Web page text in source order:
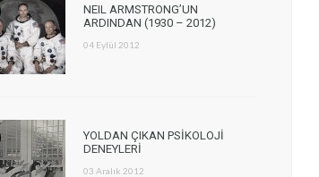
NEIL ARMSTRONG’UN
ARDINDAN (1930 – 2012)
04 Eylül 2012
YOLDAN ÇIKAN PSİKOLOJİ
DENEYLERİ
03 Aralık 2012